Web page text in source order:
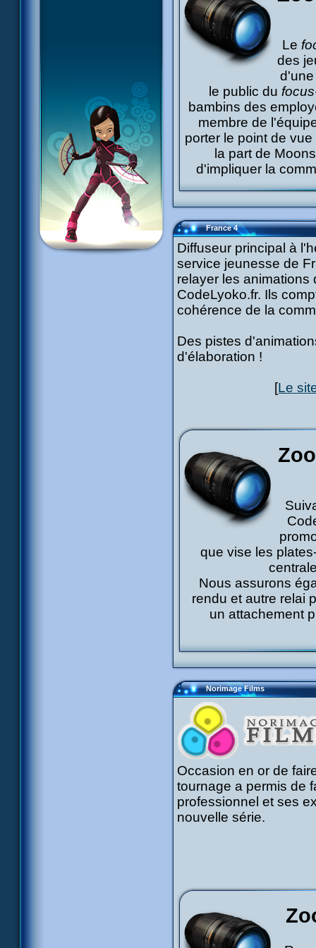
Le
des
le public du
bambins des
membre de
porter le point de
la part de
d'impliquer la
France 4
Diffuseur principal à
service jeunesse de
relayer les animations
CodeLyoko.fr. Ils
cohérence de la
Des pistes
d'élaboration !
[Le
que vise les
Nous assurons
rendu et autre relai
un attachement
Norimage Films
Occasion en or de
tournage a permis de
professionnel et ses
nouvelle série.